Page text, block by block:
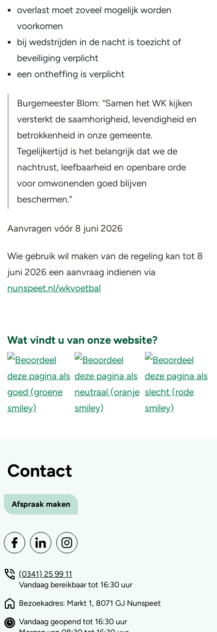
overlast moet zoveel mogelijk worden
voorkomen
bij wedstrijden in de nacht is toezicht of
beveiliging verplicht
een ontheffing is verplicht
Burgemeester Blom: “Samen het WK kijken
versterkt de saamhorigheid, levendigheid en
betrokkenheid in onze gemeente.
Tegelijkertijd is het belangrijk dat we de
nachtrust, leefbaarheid en openbare orde
voor omwonenden goed blijven
beschermen.”
Aanvragen vóór 8 juni 2026
Wie gebruik wil maken van de regeling kan tot 8
juni 2026 een aanvraag indienen via
nunspeet.nl/wkvoetbal
Wat vindt u van onze website?
Contact
Afspraak maken
(0341) 25 99 11
Vandaag bereikbaar tot 16:30 uur
Bezoekadres: Markt 1, 8071 GJ Nunspeet
Vandaag geopend tot 16:30 uur